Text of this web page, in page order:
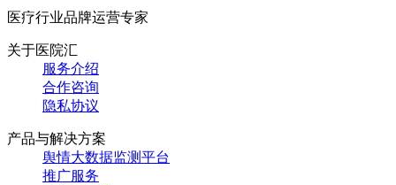
医疗行业品牌运营专家
关于医院汇
服务介绍
合作咨询
隐私协议
产品与解决方案
舆情大数据监测平台
推广服务